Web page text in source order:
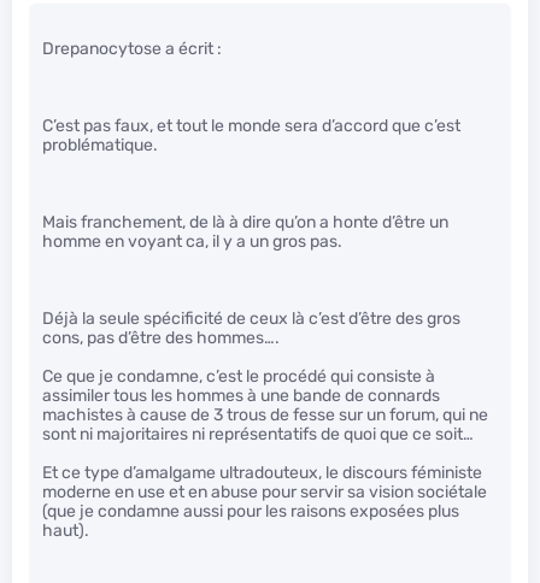
Drepanocytose a écrit :
C’est pas faux, et tout le monde sera d’accord que c’est
problématique.
Mais franchement, de là à dire qu’on a honte d’être un
homme en voyant ca, il y a un gros pas.
Déjà la seule spécificité de ceux là c’est d’être des gros
cons, pas d’être des hommes….
Ce que je condamne, c’est le procédé qui consiste à
assimiler tous les hommes à une bande de connards
machistes à cause de 3 trous de fesse sur un forum, qui ne
sont ni majoritaires ni représentatifs de quoi que ce soit…
Et ce type d’amalgame ultradouteux, le discours féministe
moderne en use et en abuse pour servir sa vision sociétale
(que je condamne aussi pour les raisons exposées plus
haut).